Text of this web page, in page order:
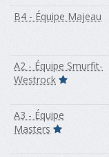
B4 - Équipe Majeau
A2 - Équipe Smurfit-
Westrock
A3 - Équipe
Masters